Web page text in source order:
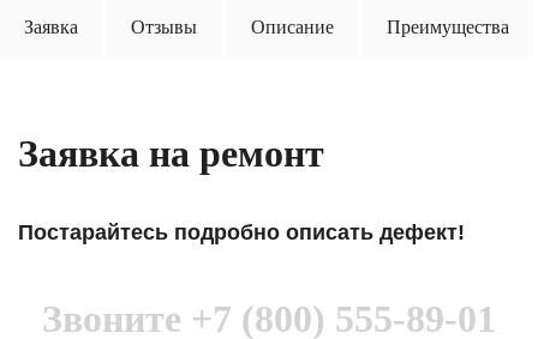
Заявка Отзывы Описание Преимущества
Заявка на ремонт
Постарайтесь подробно описать дефект!
Звоните +7 (800) 555-89-01